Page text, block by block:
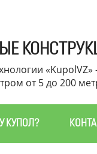
от 5 до 200
КУПОЛ?